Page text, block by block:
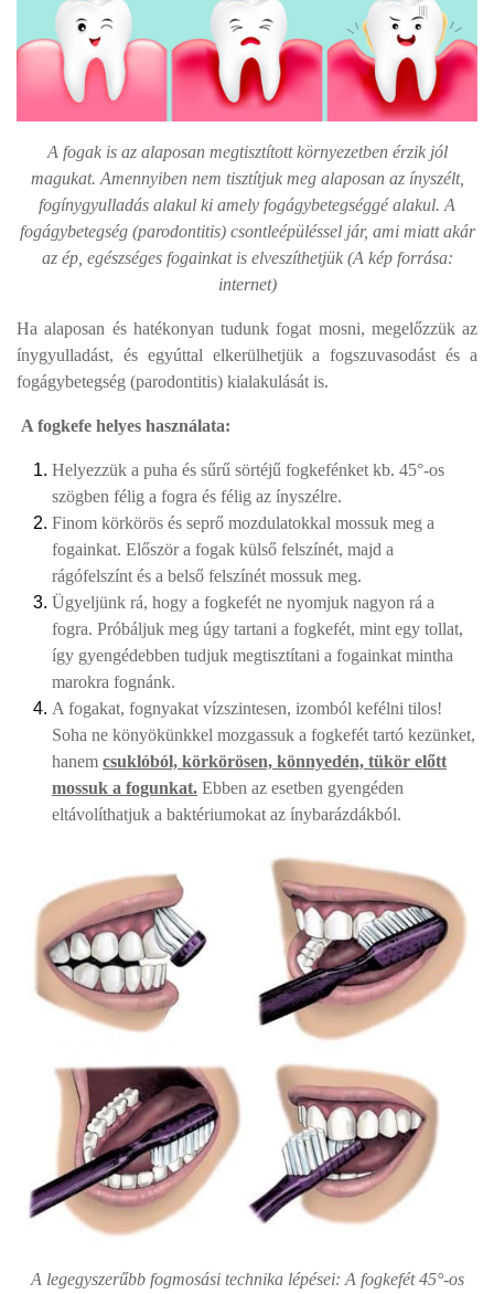
A fogak is az alaposan megtisztított környezetben érzik jól
magukat. Amennyiben nem tisztítjuk meg alaposan az ínyszélt,
fogínygyulladás alakul ki amely fogágybetegséggé alakul. A
fogágybetegség (parodontitis) csontleépüléssel jár, ami miatt akár
az ép, egészséges fogainkat is elveszíthetjük (A kép forrása:
internet)
Ha alaposan és hatékonyan tudunk fogat mosni, megelőzzük az
ínygyulladást, és egyúttal elkerülhetjük a fogszuvasodást és a
fogágybetegség (parodontitis) kialakulását is.
A fogkefe helyes használata:
Helyezzük a puha és sűrű sörtéjű fogkefénket kb. 45°-os
szögben félig a fogra és félig az ínyszélre.
Finom körkörös és seprő mozdulatokkal mossuk meg a
fogainkat. Először a fogak külső felszínét, majd a
rágófelszínt és a belső felszínét mossuk meg.
Ügyeljünk rá, hogy a fogkefét ne nyomjuk nagyon rá a
fogra. Próbáljuk meg úgy tartani a fogkefét, mint egy tollat,
így gyengédebben tudjuk megtisztítani a fogainkat mintha
marokra fognánk.
A fogakat, fognyakat vízszintesen, izomból kefélni tilos!
Soha ne könyökünkkel mozgassuk a fogkefét tartó kezünket,
hanem csuklóból, körkörösen, könnyedén, tükör előtt
mossuk a fogunkat. Ebben az esetben gyengéden
eltávolíthatjuk a baktériumokat az ínybarázdákból.
A legegyszerűbb fogmosási technika lépései: A fogkefét 45°-os